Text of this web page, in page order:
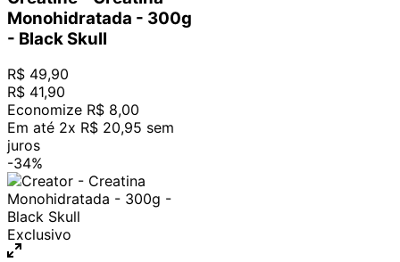
Monohidratada - 300g
- Black Skull
R$ 49,90
R$ 41,90
Economize R$ 8,00
Em até 2x R$ 20,95 sem
juros
-34%
Exclusivo